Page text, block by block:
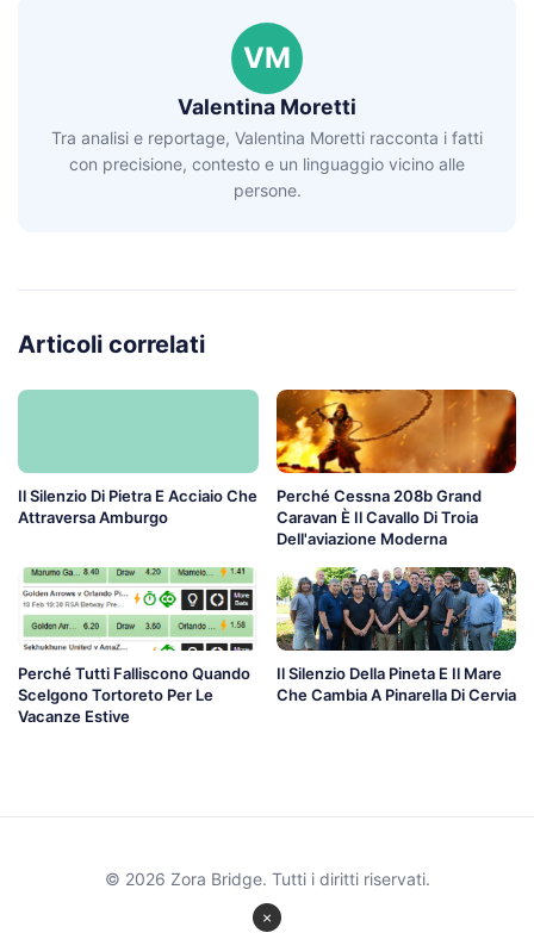
VM
Valentina Moretti
Tra analisi e reportage, Valentina Moretti racconta i fatti
con precisione, contesto e un linguaggio vicino alle
persone.
Articoli correlati
Il Silenzio Di Pietra E Acciaio Che
Attraversa Amburgo
Perché Cessna 208b Grand
Caravan È Il Cavallo Di Troia
Dell'aviazione Moderna
Perché Tutti Falliscono Quando
Scelgono Tortoreto Per Le
Vacanze Estive
Il Silenzio Della Pineta E Il Mare
Che Cambia A Pinarella Di Cervia
×
© 2026 Zora Bridge. Tutti i diritti riservati.